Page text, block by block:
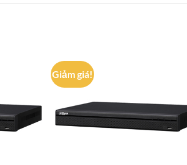
Giảm giá!